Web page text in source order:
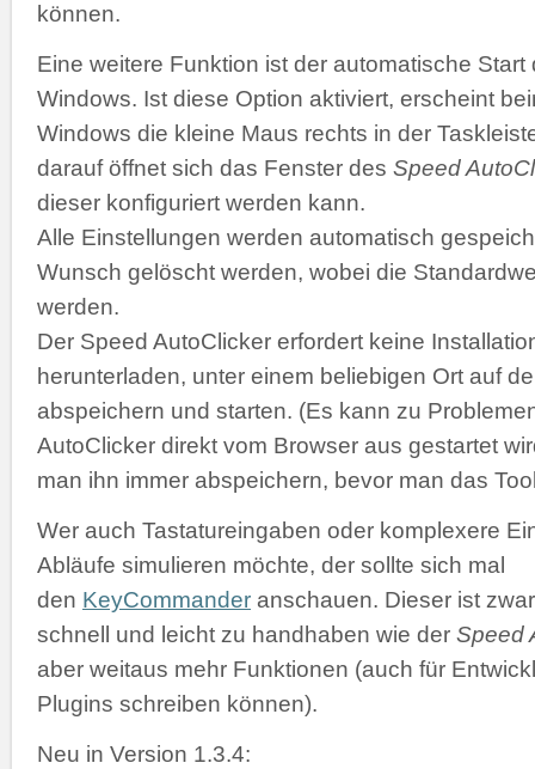
können.
Eine weitere Funktion ist der automatische Start
Windows. Ist diese Option aktiviert, erscheint
Windows die kleine Maus rechts in der
darauf öffnet sich das Fenster des Speed
dieser konfiguriert werden kann.
Alle Einstellungen werden automatisch
Wunsch gelöscht werden, wobei die
werden.
Der Speed AutoClicker erfordert keine
herunterladen, unter einem beliebigen Ort auf
abspeichern und starten. (Es kann zu
AutoClicker direkt vom Browser aus gestartet
man ihn immer abspeichern, bevor man das
Wer auch Tastatureingaben oder komplexere
Abläufe simulieren möchte, der sollte sich mal
den KeyCommander anschauen. Dieser ist
schnell und leicht zu handhaben wie der Speed
aber weitaus mehr Funktionen (auch für
Plugins schreiben können).
Neu in Version 1.3.4: